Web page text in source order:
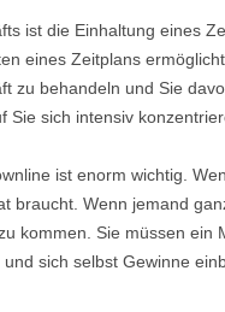
ist die Einhaltung eines
eines Zeitplans
zu behandeln und Sie
sich intensiv
ist enorm wichtig.
braucht. Wenn jemand
kommen. Sie müssen ein
sich selbst Gewinne